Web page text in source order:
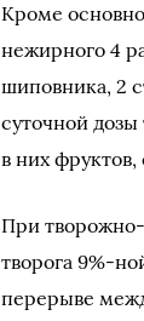
Кроме
нежирного 4
шиповника, 2
суточной
в них
При
творога 9%-
перерыве